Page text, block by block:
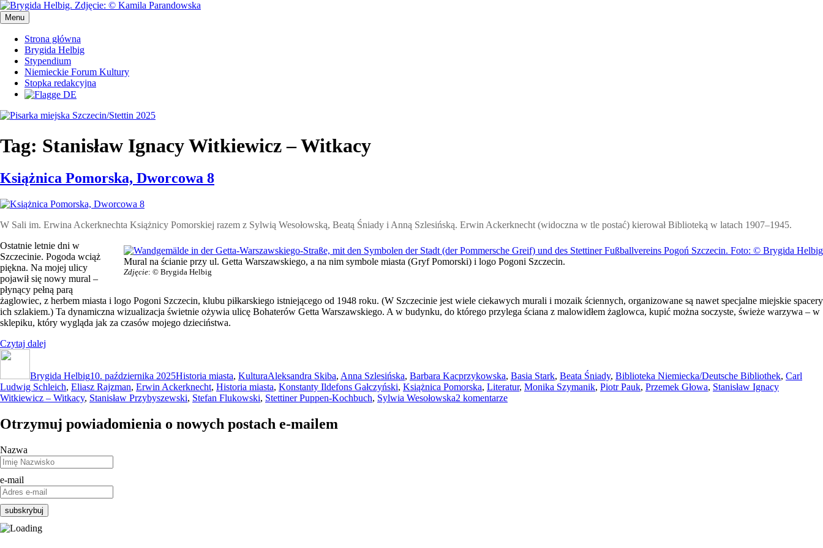
Przejdź
do
treści
Pisarka miejska Szczecin/Stettin 2025
Pisarka miejska Szczecin/Stettin 2025
Menu
Strona główna
Brygida Helbig
Stypendium
Niemieckie Forum Kultury
Stopka redakcyjna
Tag: Stanisław Ignacy Witkiewicz – Witkacy
Książnica Pomorska, Dworcowa 8
W Sali im. Erwina Ackerknechta Książnicy Pomorskiej razem z Sylwią Wesołowską, Beatą Śniady i Anną Szlesińską. Erwin Ackerknecht (widoczna w tle postać) kierował Biblioteką w latach 1907–1945.
Mural na ścianie przy ul. Getta Warszawskiego, a na nim symbole miasta (Gryf Pomorski) i logo Pogoni Szczecin.
Zdjęcie: © Brygida Helbig
Ostatnie letnie dni w
Szczecinie. Pogoda wciąż
piękna. Na mojej ulicy
pojawił się nowy mural –
płynący pełną parą
żaglowiec, z herbem miasta i logo Pogoni Szczecin, klubu piłkarskiego istniejącego od 1948 roku. (W Szczecinie jest wiele ciekawych murali i mozaik ściennych, organizowane są nawet specjalne miejskie spacery
ich szlakiem.) Ta dynamiczna wizualizacja świetnie ożywia ulicę Bohaterów Getta Warszawskiego. A w budynku, do którego przylega ściana z malowidłem żaglowca, kupić można soczyste, świeże warzywa – w
sklepiku, który wygląda jak za czasów mojego dzieciństwa.
Czytaj dalej
Brygida Helbig10. października 2025Historia miasta, KulturaAleksandra Skiba, Anna Szlesińska, Barbara Kacprzykowska, Basia Stark, Beata Śniady, Biblioteka Niemiecka/Deutsche Bibliothek, Carl
Ludwig Schleich, Eliasz Rajzman, Erwin Ackerknecht, Historia miasta, Konstanty Ildefons Gałczyński, Książnica Pomorska, Literatur, Monika Szymanik, Piotr Pauk, Przemek Głowa, Stanisław Ignacy
Witkiewicz – Witkacy, Stanisław Przybyszewski, Stefan Flukowski, Stettiner Puppen-Kochbuch, Sylwia Wesołowska2 komentarzedo
Otrzymuj powiadomienia o nowych postach e-mailem
Nazwa
e-mail